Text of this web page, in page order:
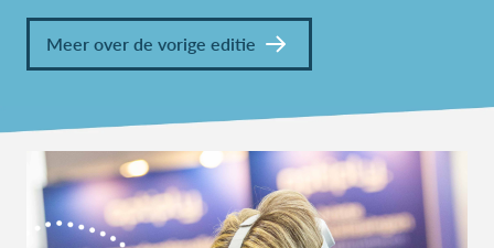
Meer over de vorige editie